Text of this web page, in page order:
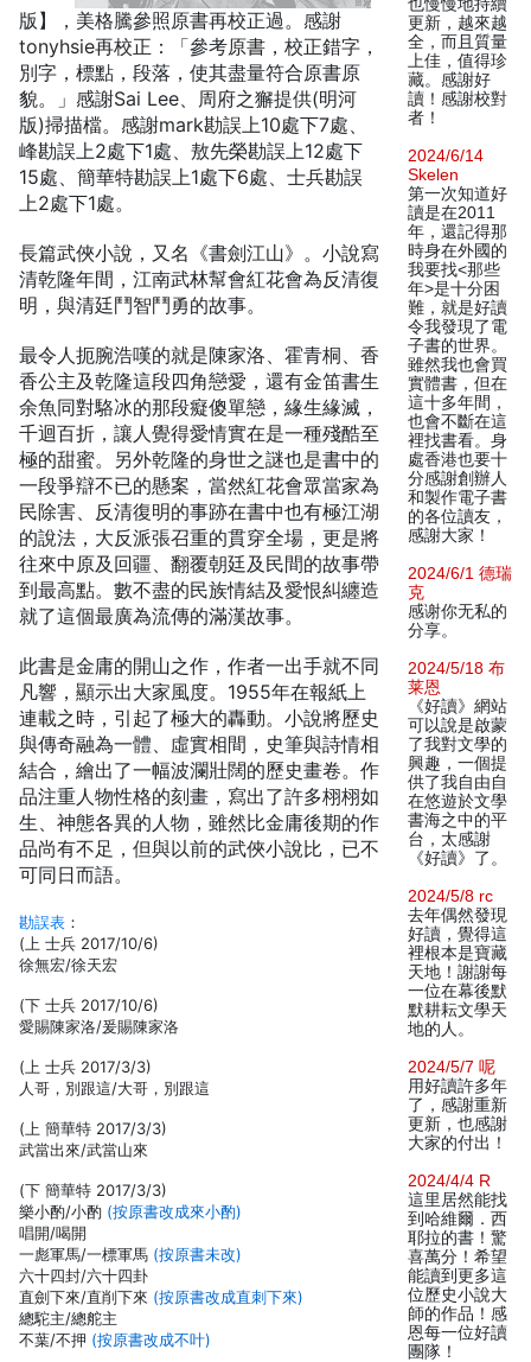
版】，美格騰參照原書再校正過。感謝
tonyhsie再校正：「參考原書，校正錯字，
別字，標點，段落，使其盡量符合原書原
貌。」感謝Sai Lee、周府之獬提供(明河
版)掃描檔。感謝mark勘誤上10處下7處、
峰勘誤上2處下1處、敖先榮勘誤上12處下
15處、簡華特勘誤上1處下6處、士兵勘誤
上2處下1處。
長篇武俠小說，又名《書劍江山》。小說寫
清乾隆年間，江南武林幫會紅花會為反清復
明，與清廷鬥智鬥勇的故事。
最令人扼腕浩嘆的就是陳家洛、霍青桐、香
香公主及乾隆這段四角戀愛，還有金笛書生
余魚同對駱冰的那段癡傻單戀，緣生緣滅，
千迴百折，讓人覺得愛情實在是一種殘酷至
極的甜蜜。另外乾隆的身世之謎也是書中的
一段爭辯不已的懸案，當然紅花會眾當家為
民除害、反清復明的事跡在書中也有極江湖
的說法，大反派張召重的貫穿全場，更是將
往來中原及回疆、翻覆朝廷及民間的故事帶
到最高點。數不盡的民族情結及愛恨糾纏造
就了這個最廣為流傳的滿漢故事。
此書是金庸的開山之作，作者一出手就不同
凡響，顯示出大家風度。1955年在報紙上
連載之時，引起了極大的轟動。小說將歷史
與傳奇融為一體、虛實相間，史筆與詩情相
結合，繪出了一幅波瀾壯闊的歷史畫卷。作
品注重人物性格的刻畫，寫出了許多栩栩如
生、神態各異的人物，雖然比金庸後期的作
品尚有不足，但與以前的武俠小說比，已不
可同日而語。
勘誤表 ：
(上 士兵 2017/10/6)
徐無宏/徐天宏
(下 士兵 2017/10/6)
愛賜陳家洛/爰賜陳家洛
(上 士兵 2017/3/3)
人哥，別跟這/大哥，別跟這
(上 簡華特 2017/3/3)
武當出來/武當山來
(下 簡華特 2017/3/3)
樂小酌/小酌 (按原書改成來小酌)
唱開/喝開
一彪軍馬/一標軍馬 (按原書未改)
六十四封/六十四卦
直劍下來/直削下來 (按原書改成直刺下來)
總駝主/總舵主
不葉/不押 (按原書改成不叶)
更新，越來越
全，而且質量
上佳，值得珍
藏。感謝好
讀！感謝校對
者！
2024/6/14
Skelen
第一次知道好
讀是在2011
年，還記得那
時身在外國的
我要找<那些
年>是十分困
難，就是好讀
令我發現了電
子書的世界。
雖然我也會買
實體書，但在
這十多年間，
也會不斷在這
裡找書看。身
處香港也要十
分感謝創辦人
和製作電子書
的各位讀友，
感謝大家！
2024/6/1 德瑞
克
感谢你无私的
分享。
2024/5/18 布
莱恩
《好讀》網站
可以說是啟蒙
了我對文學的
興趣，一個提
供了我自由自
在悠遊於文學
書海之中的平
台，太感謝
《好讀》了。
2024/5/8 rc
去年偶然發現
好讀，覺得這
裡根本是寶藏
天地！謝謝每
一位在幕後默
默耕耘文學天
地的人。
2024/5/7 呢
用好讀許多年
了，感謝重新
更新，也感謝
大家的付出！
2024/4/4 R
這里居然能找
到哈維爾．西
耶拉的書！驚
喜萬分！希望
能讀到更多這
位歷史小說大
師的作品！感
恩每一位好讀
團隊！